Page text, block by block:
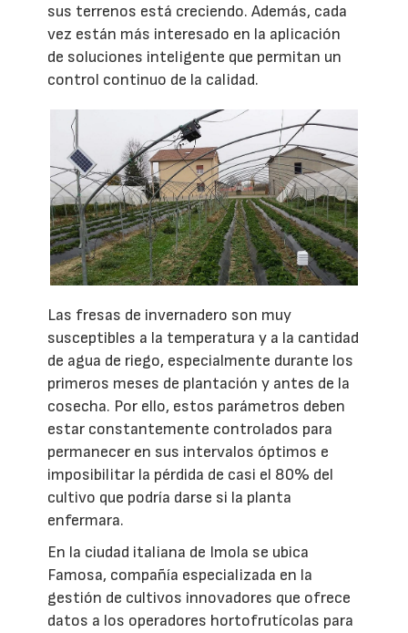
sus terrenos está creciendo. Además, cada
vez están más interesado en la aplicación
de soluciones inteligente que permitan un
control continuo de la calidad.
Las fresas de invernadero son muy
susceptibles a la temperatura y a la cantidad
de agua de riego, especialmente durante los
primeros meses de plantación y antes de la
cosecha. Por ello, estos parámetros deben
estar constantemente controlados para
permanecer en sus intervalos óptimos e
imposibilitar la pérdida de casi el 80% del
cultivo que podría darse si la planta
enfermara.
En la ciudad italiana de Imola se ubica
Famosa, compañía especializada en la
gestión de cultivos innovadores que ofrece
datos a los operadores hortofrutícolas para